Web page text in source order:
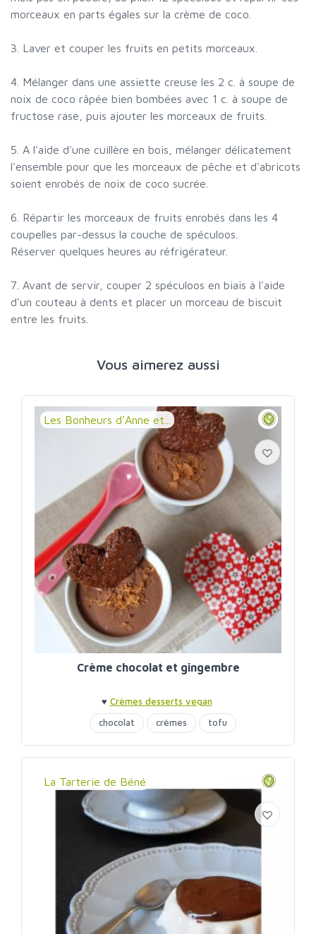
morceaux en parts égales sur la crème de coco.
3. Laver et couper les fruits en petits morceaux.
4. Mélanger dans une assiette creuse les 2 c. à soupe de
noix de coco râpée bien bombées avec 1 c. à soupe de
fructose rase, puis ajouter les morceaux de fruits.
5. A l'aide d'une cuillère en bois, mélanger délicatement
l'ensemble pour que les morceaux de pêche et d'abricots
soient enrobés de noix de coco sucrée.
6. Répartir les morceaux de fruits enrobés dans les 4
coupelles par-dessus la couche de spéculoos.
Réserver quelques heures au réfrigérateur.
7. Avant de servir, couper 2 spéculoos en biais à l'aide
d'un couteau à dents et placer un morceau de biscuit
entre les fruits.
Vous aimerez aussi
Les Bonheurs d'Anne et...
Crème chocolat et gingembre
♥ Crèmes desserts vegan
chocolat
crèmes tofu
La Tarterie de Béné